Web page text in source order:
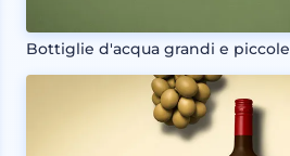
Bottiglie d'acqua grandi e piccole